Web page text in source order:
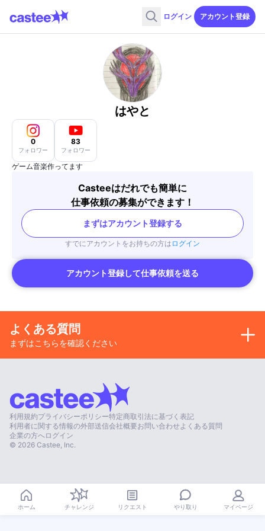
ログイン アカウント登録
はやと
0
フォロワー
83
フォロワー
ゲーム音楽作ってます
Casteeはだれでも簡単に
仕事依頼の募集ができます！
まずはアカウント登録する
すでにアカウントをお持ちの方は ログイン
アカウント登録して仕事依頼を送る
よくある質問
まずはこちらを確認ください
利用規約プライバシーポリシー特定商取引法に基づく表記
利用者に関する情報の外部送信会社概要お問い合わせ よくある質問
企業の方へログイン
© 2026 Castee, Inc.
ホーム チャレンジ リクエスト やり取り マイページ